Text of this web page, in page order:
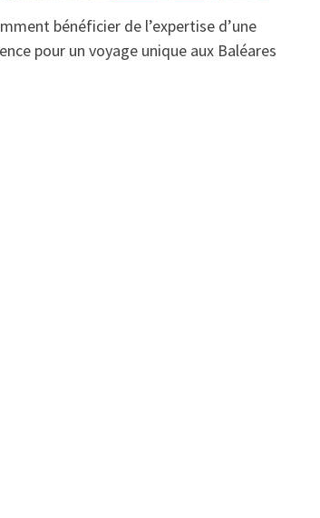
bénéficier de l’expertise d’une
pour un voyage unique aux Baléares